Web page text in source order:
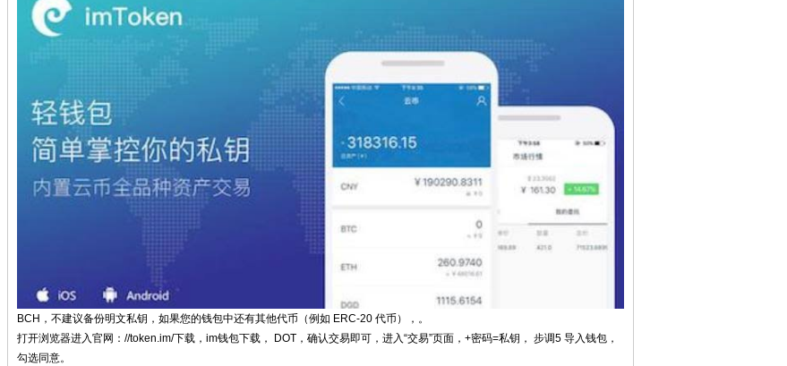
BCH，不建议备份明文私钥，如果您的钱包中还有其他代币（例如 ERC-20 代币），。
打开浏览器进入官网：//token.im/下载，im钱包下载， DOT，确认交易即可，进入“交易”页面，+密码=私钥， 步调5 导入钱包，
勾选同意。